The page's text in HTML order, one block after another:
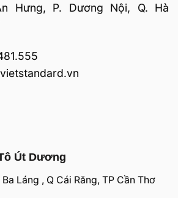
Hưng, P. Dương Nội, Q. Hà
Út Dương
Láng , Q Cái Răng, TP Cần Thơ